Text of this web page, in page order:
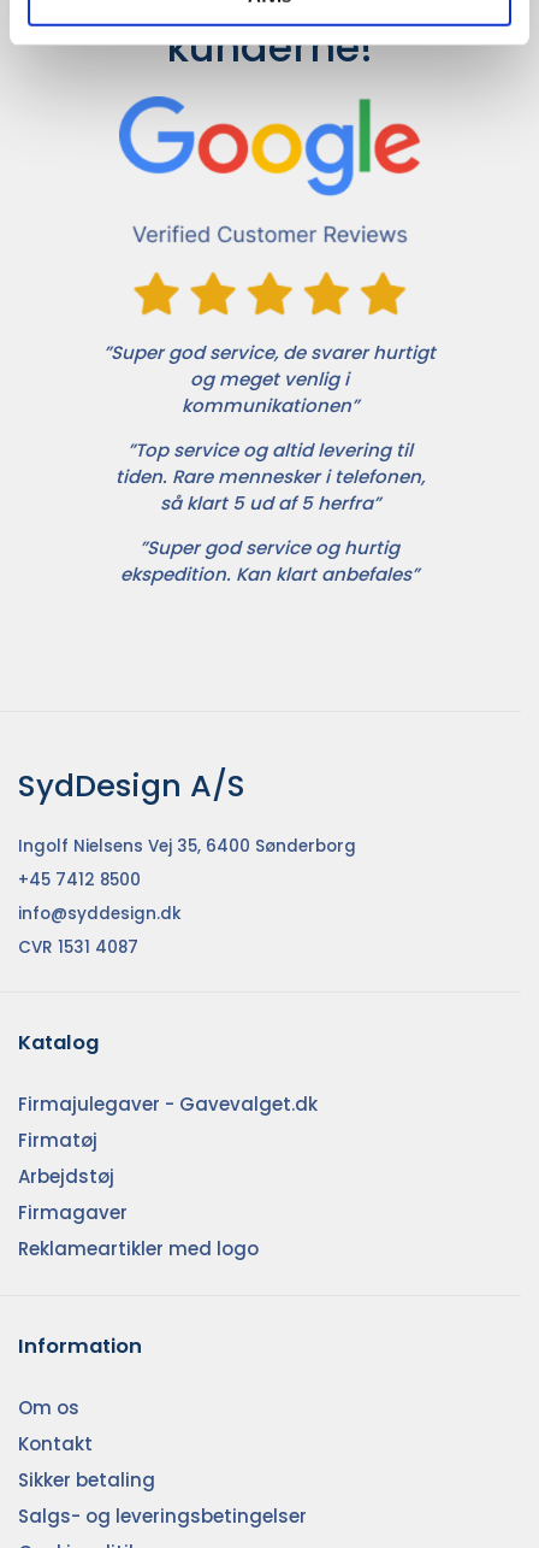
kunderne!
”Super god service, de svarer hurtigt
og meget venlig i
kommunikationen”
”Top service og altid levering til
tiden. Rare mennesker i telefonen,
så klart 5 ud af 5 herfra”
”Super god service og hurtig
ekspedition. Kan klart anbefales”
SydDesign A/S
Ingolf Nielsens Vej 35, 6400 Sønderborg
+45 7412 8500
info@syddesign.dk
CVR 1531 4087
Katalog
Firmajulegaver - Gavevalget.dk
Firmatøj
Arbejdstøj
Firmagaver
Reklameartikler med logo
Information
Om os
Kontakt
Sikker betaling
Salgs- og leveringsbetingelser